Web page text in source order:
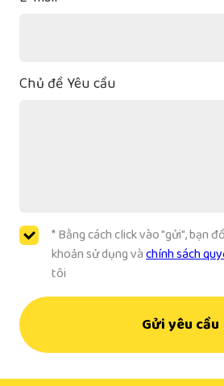
Chủ đề Yêu cầu
* Bằng cách click vào "gửi", bạn
khoản sử dụng vàchính sách
tôi
Gửi yêu cầu